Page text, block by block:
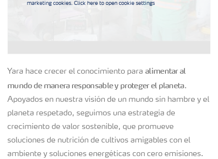
marketing cookies. Click here to open cookie settings
Yara hace crecer el conocimiento para alimentar al
mundo de manera responsable y proteger el planeta.
Apoyados en nuestra visión de un mundo sin hambre y el
planeta respetado, seguimos una estrategia de
crecimiento de valor sostenible, que promueve
soluciones de nutrición de cultivos amigables con el
ambiente y soluciones energéticas con cero emisiones.